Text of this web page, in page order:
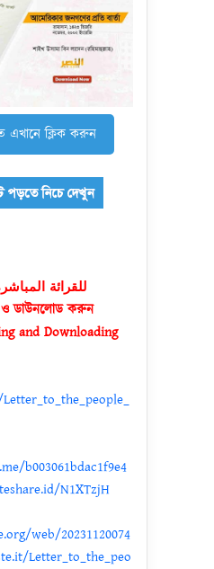
এখানে ক্লিক করুন
للقرائة
ও ডাউনলোড করুন
and Downloading
b003061bdac1f9e4
N1XTzjH
web/20231120074
Letter_to_the_peo